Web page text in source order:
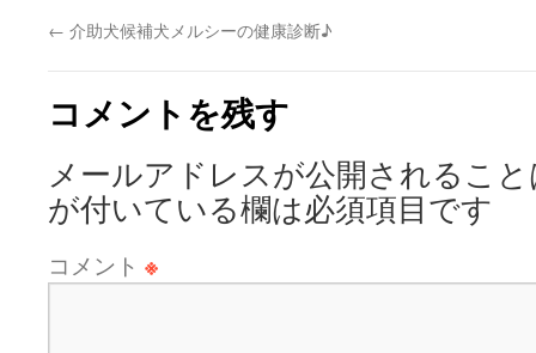
← 介助犬候補犬メルシーの健康診断♪
コメントを残す
メールアドレスが公開されるこ
が付いている欄は必須項目です
コメント ※